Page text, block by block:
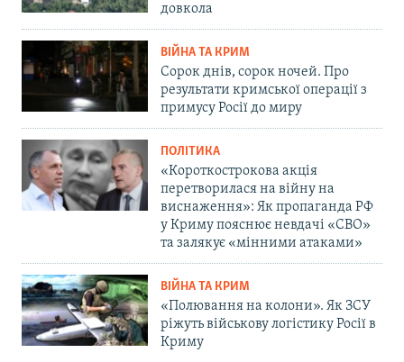
довкола
ВІЙНА ТА КРИМ
Сорок днів, сорок ночей. Про
результати кримської операції з
примусу Росії до миру
ПОЛІТИКА
«Короткострокова акція
перетворилася на війну на
виснаження»: Як пропаганда РФ
у Криму пояснює невдачі «СВО»
та залякує «мінними атаками»
ВІЙНА ТА КРИМ
«Полювання на колони». Як ЗСУ
ріжуть військову логістику Росії в
Криму